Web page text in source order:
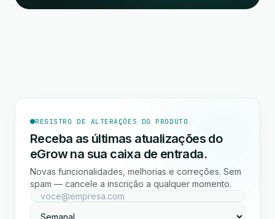
REGISTRO DE ALTERAÇÕES DO PRODUTO
Receba as últimas atualizações do
eGrow na sua caixa de entrada.
Novas funcionalidades, melhorias e correções. Sem
spam — cancele a inscrição a qualquer momento.